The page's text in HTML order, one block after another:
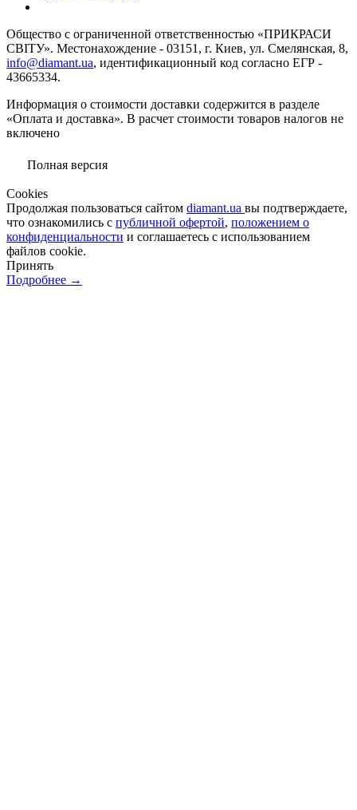
Общество с ограниченной ответственностью «ПРИКРАСИ
СВІТУ». Местонахождение - 03151, г. Киев, ул. Смелянская, 8,
info@diamant.ua, идентификационный код согласно ЕГР -
43665334.
Информация о стоимости доставки содержится в разделе
«Оплата и доставка». В расчет стоимости товаров налогов не
включено
Полная версия
Сookies
Продолжая пользоваться сайтом diamant.ua вы подтверждаете,
что ознакомились с публичной офертой, положением о
конфиденциальности и соглашаетесь с использованием
файлов cookie.
Принять
Подробнее →